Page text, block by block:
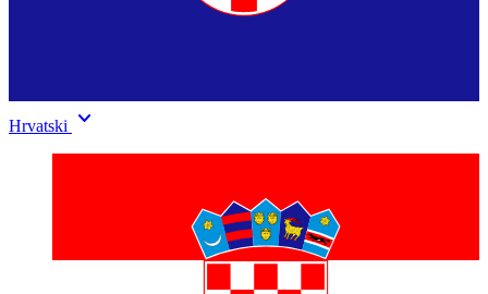
Hrvatski keyboard_arrow_down